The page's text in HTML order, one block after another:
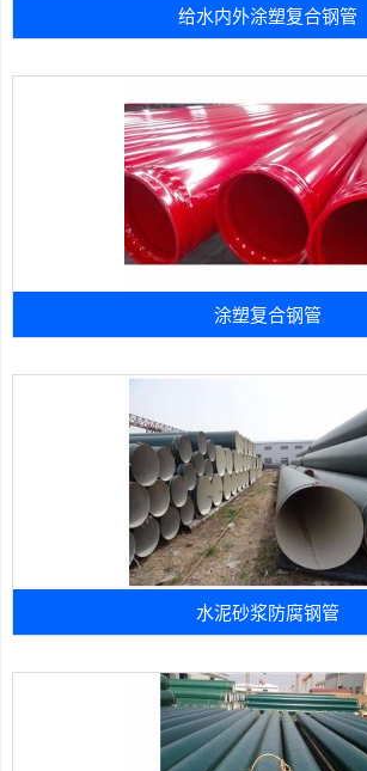
给水内外涂塑复合钢管
涂塑复合钢管
水泥砂浆防腐钢管